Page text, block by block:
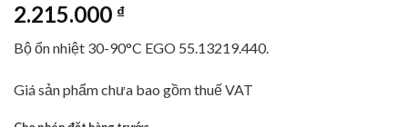
2.215.000 ₫
Bộ ổn nhiệt 30-90°C EGO 55.13219.440.
Giá sản phẩm chưa bao gồm thuế VAT